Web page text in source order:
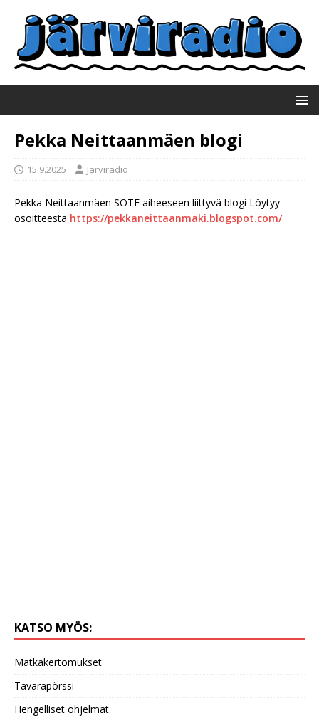
Pekka Neittaanmäen blogi
15.9.2025 Järviradio
Pekka Neittaanmäen SOTE aiheeseen liittyvä blogi Löytyy
osoitteesta https://pekkaneittaanmaki.blogspot.com/
KATSO MYÖS:
Matkakertomukset
Tavarapörssi
Hengelliset ohjelmat